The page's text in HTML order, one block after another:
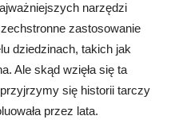
narzędzi
zastosowanie
dziedzinach, takich jak
Ale skąd wzięła się ta
się historii tarczy
przez lata.